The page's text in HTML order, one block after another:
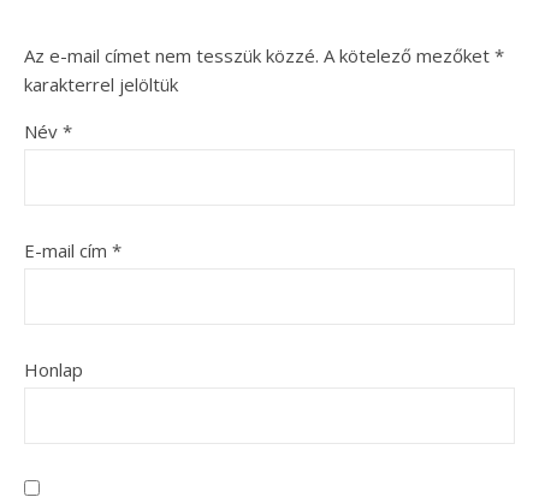
Az e-mail címet nem tesszük közzé. A kötelező mezőket *
karakterrel jelöltük
Név *
E-mail cím *
Honlap